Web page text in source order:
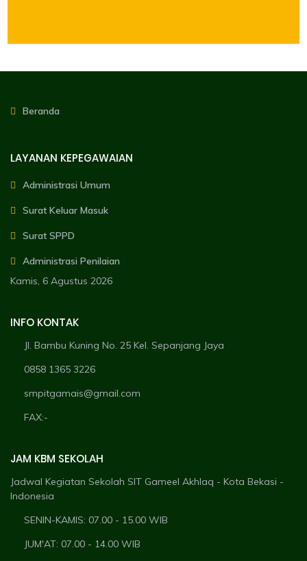
Beranda
LAYANAN KEPEGAWAIAN
Administrasi Umum
Surat Keluar Masuk
Surat SPPD
Administrasi Penilaian
Kamis, 6 Agustus 2026
INFO KONTAK
Jl. Bambu Kuning No. 25 Kel. Sepanjang Jaya
0858 1365 3226
smpitgamais@gmail.com
FAX:-
JAM KBM SEKOLAH
Jadwal Kegiatan Sekolah SIT Gameel Akhlaq - Kota Bekasi -
Indonesia
SENIN-KAMIS: 07.00 - 15.00 WIB
JUM'AT: 07.00 - 14.00 WIB